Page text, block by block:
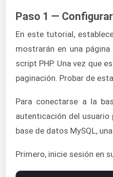
Paso 1 —
En este tutorial,
mostrarán en una
script PHP. Una vez que
paginación. Probar de
Para conectarse a la
autenticación del usuario
base de datos MySQL,
Primero, inicie sesión en